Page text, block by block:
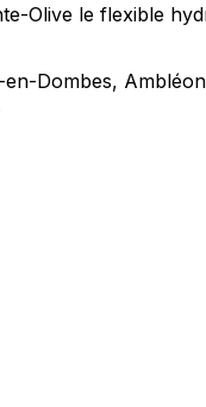
Olive le flexible
Dombes,